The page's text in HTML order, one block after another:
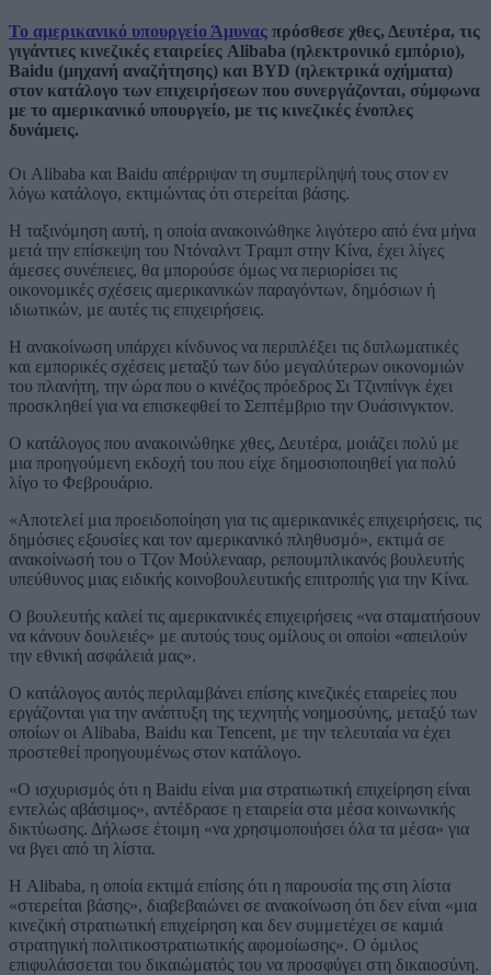
Το αμερικανικό υπουργείο Άμυνας πρόσθεσε χθες, Δευτέρα, τις
γιγάντιες κινεζικές εταιρείες Alibaba (ηλεκτρονικό εμπόριο),
Baidu (μηχανή αναζήτησης) και BYD (ηλεκτρικά οχήματα)
στον κατάλογο των επιχειρήσεων που συνεργάζονται, σύμφωνα
με το αμερικανικό υπουργείο, με τις κινεζικές ένοπλες
δυνάμεις.
Οι Alibaba και Baidu απέρριψαν τη συμπερίληψή τους στον εν
λόγω κατάλογο, εκτιμώντας ότι στερείται βάσης.
Η ταξινόμηση αυτή, η οποία ανακοινώθηκε λιγότερο από ένα μήνα
μετά την επίσκεψη του Ντόναλντ Τραμπ στην Κίνα, έχει λίγες
άμεσες συνέπειες, θα μπορούσε όμως να περιορίσει τις
οικονομικές σχέσεις αμερικανικών παραγόντων, δημόσιων ή
ιδιωτικών, με αυτές τις επιχειρήσεις.
Η ανακοίνωση υπάρχει κίνδυνος να περιπλέξει τις διπλωματικές
και εμπορικές σχέσεις μεταξύ των δύο μεγαλύτερων οικονομιών
του πλανήτη, την ώρα που ο κινέζος πρόεδρος Σι Τζινπίνγκ έχει
προσκληθεί για να επισκεφθεί το Σεπτέμβριο την Ουάσινγκτον.
Ο κατάλογος που ανακοινώθηκε χθες, Δευτέρα, μοιάζει πολύ με
μια προηγούμενη εκδοχή του που είχε δημοσιοποιηθεί για πολύ
λίγο το Φεβρουάριο.
«Αποτελεί μια προειδοποίηση για τις αμερικανικές επιχειρήσεις, τις
δημόσιες εξουσίες και τον αμερικανικό πληθυσμό», εκτιμά σε
ανακοίνωσή του ο Τζον Μούλενααρ, ρεπουμπλικανός βουλευτής
υπεύθυνος μιας ειδικής κοινοβουλευτικής επιτροπής για την Κίνα.
Ο βουλευτής καλεί τις αμερικανικές επιχειρήσεις «να σταματήσουν
να κάνουν δουλειές» με αυτούς τους ομίλους οι οποίοι «απειλούν
την εθνική ασφάλειά μας».
Ο κατάλογος αυτός περιλαμβάνει επίσης κινεζικές εταιρείες που
εργάζονται για την ανάπτυξη της τεχνητής νοημοσύνης, μεταξύ των
οποίων οι Alibaba, Baidu και Tencent, με την τελευταία να έχει
προστεθεί προηγουμένως στον κατάλογο.
«Ο ισχυρισμός ότι η Baidu είναι μια στρατιωτική επιχείρηση είναι
εντελώς αβάσιμος», αντέδρασε η εταιρεία στα μέσα κοινωνικής
δικτύωσης. Δήλωσε έτοιμη «να χρησιμοποιήσει όλα τα μέσα» για
να βγει από τη λίστα.
Η Alibaba, η οποία εκτιμά επίσης ότι η παρουσία της στη λίστα
«στερείται βάσης», διαβεβαιώνει σε ανακοίνωση ότι δεν είναι «μια
κινεζική στρατιωτική επιχείρηση και δεν συμμετέχει σε καμιά
στρατηγική πολιτικοστρατιωτικής αφομοίωσης». Ο όμιλος
επιφυλάσσεται του δικαιώματός του να προσφύγει στη δικαιοσύνη.